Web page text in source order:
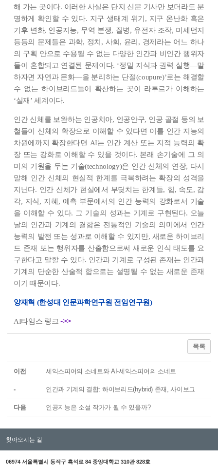
해 가는 곳이다. 이러한 사실은 단지 신문 기사만 보더라도 분
명하게 확인할 수 있다. 지구 생태계 위기, 지구 온난화 혹은
기후 변화, 인공지능, 무역 분쟁, 질병, 유전자 조작, 미세먼지
등등의 문제들은 과학, 정치, 사회, 윤리, 경제라는 어느 하나
의 구획 안으로 수용될 수 없는 다양한 인간과 비인간 행위자
들이 혼합되고 연결된 문제이다. ‘정밀 지식과 권력 실행―말
하자면 자연과 문화―을 분리하는 단절(coupure)’로는 해결할
수 없는 하이브리드들이 확산하는 곳이 라투르가 이해하는
‘실재’ 세계이다.
인간 신체를 보완하는 인공치아, 인공안구, 인공 골절 등의 보
철들이 신체의 확장으로 이해할 수 있다면 이를 인간 지능의
차원에까지 확장한다면 AI는 인간 계산 또는 지적 능력의 확
장 또는 강화로 이해할 수 있을 것이다. 본래 손기술에 그 의
미의 기원을 두는 기술(technology)은 인간 신체의 연장, 다시
말해 인간 신체의 현실적 한계를 극복하려는 확장의 성격을
지닌다. 인간 신체가 현실에서 부딪치는 한계들, 힘, 속도, 감
각, 지식, 지혜, 예측 부문에서의 인간 능력의 강화로서 기술
을 이해할 수 있다. 그 기술의 성과는 기계로 구현된다. 오늘
날의 인간과 기계의 결합은 전통적인 기술의 의미에서 인간
능력의 발전 또는 성과로 이해할 수 있지만, 새로운 하이브리
드 존재 또는 행위자를 산출함으로써 새로운 인식 태도를 요
구한다고 말할 수 있다. 인간과 기계로 구성된 존재는 인간과
기계의 단순한 산술적 합으로는 설명될 수 없는 새로운 존재
이기 때문이다.
양재혁 (한성대 인문과학연구원 전임연구원)
AI타임스 링크 ->>
목록
이전 셰익스피어의 소네트와 AI-셰익스피어의 소네트
- 인간과 기계의 결합: 하이브리드(hybrid) 존재, 사이보그
다음 인공지능은 소설 작가가 될 수 있을까?
찾아오시는 길
06974 서울특별시 동작구 흑석로 84 중앙대학교 310관 828호